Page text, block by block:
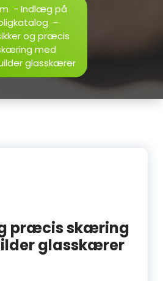
- Indlæg på
-
og præcis
med
glasskærer
præcis skæring
glasskærer